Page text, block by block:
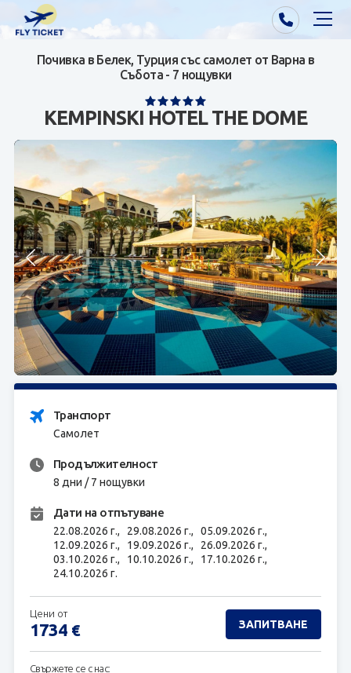
Почивки от Варна
Почивки от София/Пловдив/Бургас
Самолетни билети
Визи
Контакти
За нас
ЗАПИТВАНЕ
Почивка в Белек, Турция със самолет от Варна в
Събота - 7 нощувки
KEMPINSKI HOTEL THE DOME
Транспорт
Самолет
Продължителност
8 дни / 7 нощувки
Дати на отпътуване
22.08.2026 г., 29.08.2026 г., 05.09.2026 г.,
12.09.2026 г., 19.09.2026 г., 26.09.2026 г.,
03.10.2026 г., 10.10.2026 г., 17.10.2026 г.,
24.10.2026 г.
Свържете се с нас:
Цени от
1734 € ЗАПИТВАНЕ